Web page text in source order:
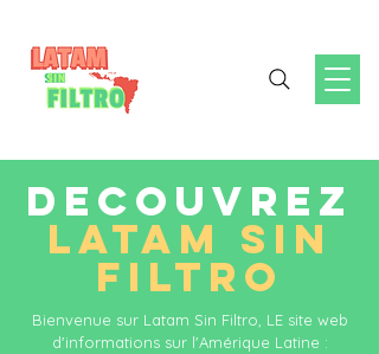
DECOUVREZ
LATAM SIN
FILTRO
Bienvenue sur Latam Sin Filtro, LE site web
d'informations sur l'Amérique Latine :